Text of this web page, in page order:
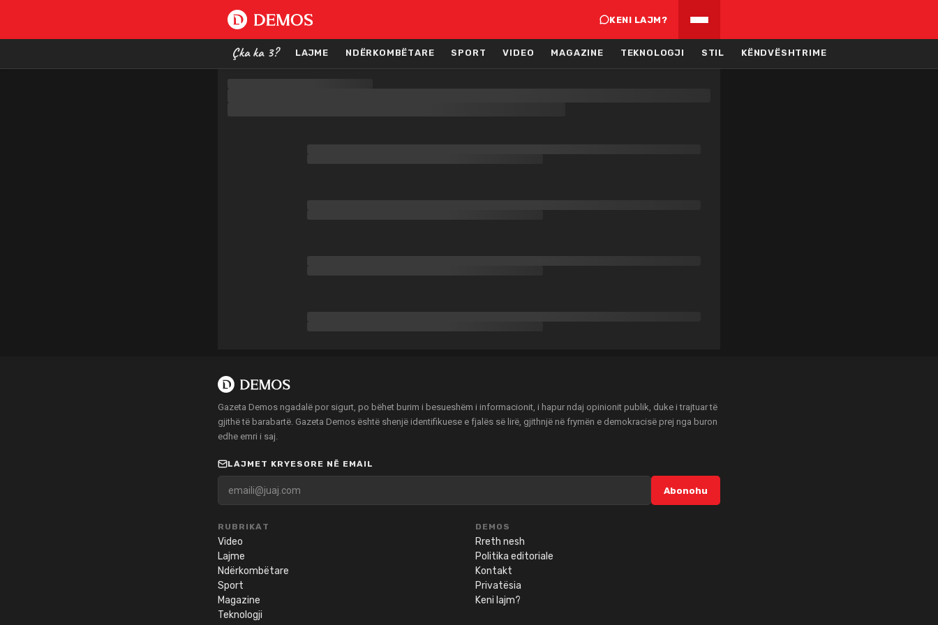
KENI LAJM?
Çka ka 3? LAJME NDËRKOMBËTARE SPORT VIDEO MAGAZINE TEKNOLOGJI STIL KËNDVËSHTRIME
Gazeta Demos ngadalë por sigurt, po bëhet burim i besueshëm i informacionit, i hapur ndaj opinionit publik, duke i trajtuar të
gjithë të barabartë. Gazeta Demos është shenjë identifikuese e fjalës së lirë, gjithnjë në frymën e demokracisë prej nga buron
edhe emri i saj.
LAJMET KRYESORE NË EMAIL
Abonohu
RUBRIKAT
Video
Lajme
Ndërkombëtare
Sport
Magazine
Teknologji
DEMOS
Rreth nesh
Politika editoriale
Kontakt
Privatësia
Keni lajm?